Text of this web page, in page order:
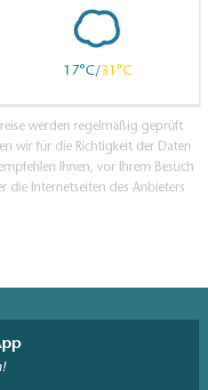
17 31
werden regelmäßig geprüft
wir für die Richtigkeit der Daten
Ihnen, vor Ihrem Besuch
die Internetseiten des Anbieters